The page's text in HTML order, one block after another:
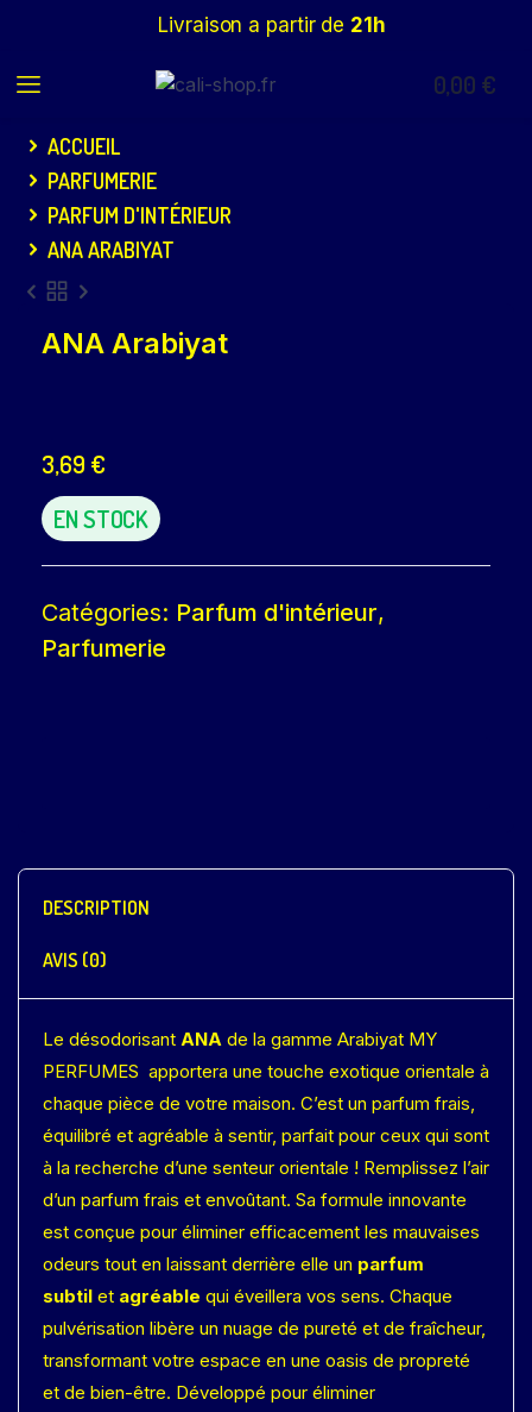
Livraison a partir de 21h
0,00 €
ACCUEIL
PARFUMERIE
PARFUM D'INTÉRIEUR
ANA ARABIYAT
ANA Arabiyat
3,69 €
EN STOCK
Catégories: Parfum d'intérieur,
Parfumerie
DESCRIPTION
AVIS (0)
Le désodorisant ANA de la gamme Arabiyat MY
PERFUMES apportera une touche exotique orientale à
chaque pièce de votre maison. C’est un parfum frais,
équilibré et agréable à sentir, parfait pour ceux qui sont
à la recherche d’une senteur orientale ! Remplissez l’air
d’un parfum frais et envoûtant. Sa formule innovante
est conçue pour éliminer efficacement les mauvaises
odeurs tout en laissant derrière elle un parfum
subtil et agréable qui éveillera vos sens. Chaque
pulvérisation libère un nuage de pureté et de fraîcheur,
transformant votre espace en une oasis de propreté
et de bien-être. Développé pour éliminer